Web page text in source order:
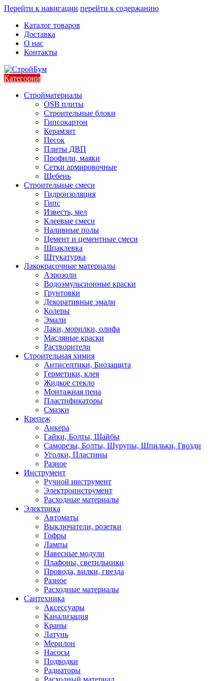
Перейти к навигации перейти к содержанию
Каталог товаров
Доставка
О нас
Контакты
Категории
Стройматериалы
OSB плиты
Строительные блоки
Гипсокартон
Керамзит
Песок
Плиты ДВП
Профили, маяки
Сетки армировочные
Щебень
Строительные смеси
Гидроизоляция
Гипс
Известь, мел
Клеевые смеси
Наливные полы
Цемент и цементные смеси
Шпаклевка
Штукатурка
Лакокрасочные материалы
Аэрозоли
Водоэмульсионные краски
Грунтовки
Декоративные эмали
Колеры
Эмали
Лаки, морилки, олифа
Масляные краски
Растворители
Строительная химия
Антисептики, Биозащита
Герметики, клея
Жидкое стекло
Монтажная пена
Пластификаторы
Смазки
Крепеж
Анкера
Гайки, Болты, Шайбы
Саморезы, Болты, Шурупы, Шпильки, Гвозди
Уголки, Пластины
Разное
Инструмент
Ручной инструмент
Электроинструмент
Расходные материалы
Электрика
Автоматы
Выключатели, розетки
Гофры
Лампы
Навесные модули
Плафоны, светильники
Провода, вилки, гнезда
Разное
Расходные материалы
Сантехника
Аксессуары
Канализация
Краны
Латунь
Мерилон
Насосы
Подводки
Радиаторы
Расходный материал